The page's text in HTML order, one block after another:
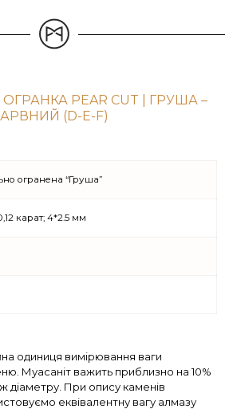
ОГРАНКА PEAR CUT | ГРУША –
(D-E-F)
огранена “Груша”
карат; 4*2.5 мм
одиниця вимірювання ваги
Муасаніт важить приблизно на 10%
діаметру. При опису каменів
еквівалентну вагу алмазу